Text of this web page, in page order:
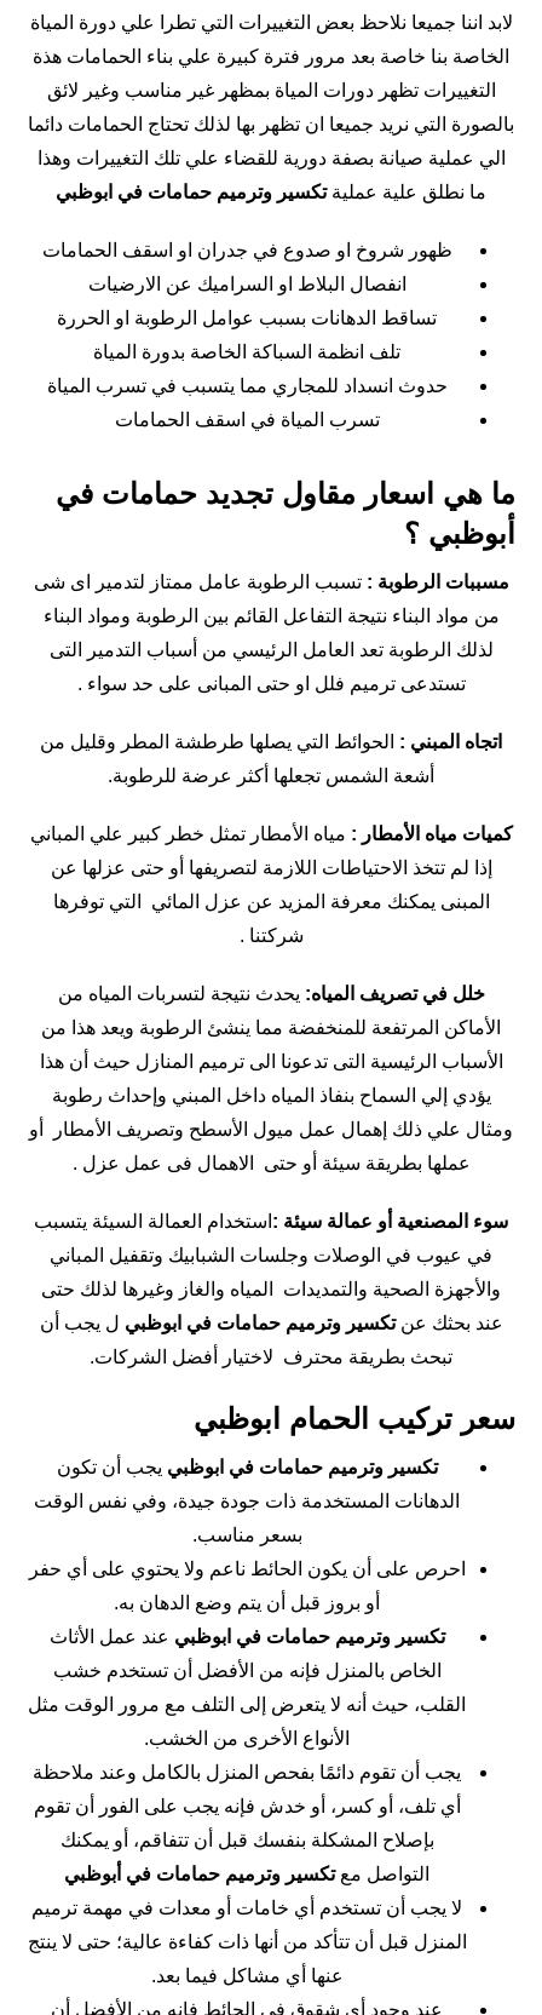
لابد اننا جميعا نلاحظ بعض التغييرات التي تطرا علي دورة المياة
الخاصة بنا خاصة بعد مرور فترة كبيرة علي بناء الحمامات هذة
التغييرات تظهر دورات المياة بمظهر غير مناسب وغير لائق
بالصورة التي نريد جميعا ان تظهر بها لذلك تحتاج الحمامات دائما
الي عملية صيانة بصفة دورية للقضاء علي تلك التغييرات وهذا
ما نطلق علية عمليةتكسير وترميم حمامات في ابوظبي
ظهور شروخ او صدوع في جدران او اسقف الحمامات
انفصال البلاط او السراميك عن الارضيات
تساقط الدهانات بسبب عوامل الرطوبة او الحررة
تلف انظمة السباكة الخاصة بدورة المياة
حدوث انسداد للمجاري مما يتسبب في تسرب المياة
تسرب المياة في اسقف الحمامات
ما هي اسعار مقاول تجديد حمامات في
أبوظبي ؟
مسببات الرطوبة : تسبب الرطوبة عامل ممتاز لتدمير اى شى
من مواد البناء نتيجة التفاعل القائم بين الرطوبة ومواد البناء
لذلك الرطوبة تعد العامل الرئيسي من أسباب التدمير التى
تستدعى ترميم فلل او حتى المبانى على حد سواء .
اتجاه المبني : الحوائط التي يصلها طرطشة المطر وقليل من
أشعة الشمس تجعلها أكثر عرضة للرطوبة.
كميات مياه الأمطار : مياه الأمطار تمثل خطر كبير علي المباني
إذا لم تتخذ الاحتياطات اللازمة لتصريفها أو حتى عزلها عن
المبنى يمكنك معرفة المزيد عن عزل المائي التي توفرها
شركتنا .
خلل في تصريف المياه: يحدث نتيجة لتسربات المياه من
الأماكن المرتفعة للمنخفضة مما ينشئ الرطوبة ويعد هذا من
الأسباب الرئيسية التى تدعونا الى ترميم المنازل حيث أن هذا
يؤدي إلي السماح بنفاذ المياه داخل المبني وإحداث رطوبة
ومثال علي ذلك إهمال عمل ميول الأسطح وتصريف الأمطار أو
عملها بطريقة سيئة أو حتى الاهمال فى عمل عزل .
سوء المصنعية أو عمالة سيئة : استخدام العمالة السيئة يتسبب
في عيوب في الوصلات وجلسات الشبابيك وتقفيل المباني
والأجهزة الصحية والتمديدات المياه والغاز وغيرها لذلك حتى
عند بحثك عنتكسير وترميم حمامات في ابوظبي ل يجب أن
تبحث بطريقة محترف لاختيار أفضل الشركات.
سعر تركيب الحمام ابوظبي
تكسير وترميم حمامات في ابوظبي يجب أن تكون
الدهانات المستخدمة ذات جودة جيدة، وفي نفس الوقت
بسعر مناسب.
احرص على أن يكون الحائط ناعم ولا يحتوي على أي حفر
أو بروز قبل أن يتم وضع الدهان به.
تكسير وترميم حمامات في ابوظبي عند عمل الأثاث
الخاص بالمنزل فإنه من الأفضل أن تستخدم خشب
القلب، حيث أنه لا يتعرض إلى التلف مع مرور الوقت مثل
الأنواع الأخرى من الخشب.
يجب أن تقوم دائمًا بفحص المنزل بالكامل وعند ملاحظة
أي تلف، أو كسر، أو خدش فإنه يجب على الفور أن تقوم
بإصلاح المشكلة بنفسك قبل أن تتفاقم، أو يمكنك
التواصل معتكسير وترميم حمامات في أبوظبي
لا يجب أن تستخدم أي خامات أو معدات في مهمة ترميم
المنزل قبل أن تتأكد من أنها ذات كفاءة عالية؛ حتى لا ينتج
عنها أي مشاكل فيما بعد.
عند وجود أي شقوق في الحائط فإنه من الأفضل أن